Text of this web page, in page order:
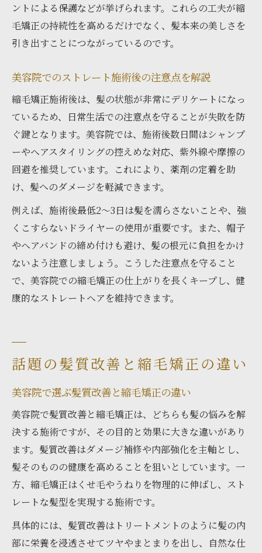
ントによる保護などが挙げられます。これらの工夫が縮
毛矯正の持続性を高めるだけでなく、髪本来の美しさを
引き出すことにつながっているのです。
美容院でのストレート施術後の注意点を解説
縮毛矯正施術後は、髪の状態が非常にデリケートになっ
ているため、日常生活での注意点を守ることが失敗を防
ぐ鍵となります。美容院では、施術後数日間はシャンプ
ーやヘアスタイリングの控えめな対応、紫外線や摩擦の
回避を推奨しています。これにより、薬剤の定着を助
け、髪へのダメージを軽減できます。
例えば、施術後最低2〜3日は髪を濡らさないことや、強
くこすらないドライヤーの使用が重要です。また、帽子
やヘアバンドの締め付けも避け、髪の根元に負担をかけ
ないよう注意しましょう。こうした注意点を守ること
で、美容院での縮毛矯正の仕上がりを長くキープし、健
康的なストレートヘアを維持できます。
話題の髪質改善と縮毛矯正の違い
美容院で選ぶ髪質改善と縮毛矯正の違い
美容院で髪質改善と縮毛矯正は、どちらも髪の悩みを解
決する施術ですが、その目的と効果に大きな違いがあり
ます。髪質改善はダメージ補修や内部強化を主軸とし、
髪そのものの健康を高めることを狙いとしています。一
方、縮毛矯正はくせ毛やうねりを物理的に伸ばし、スト
レートな髪型を実現する施術です。
具体的には、髪質改善はトリートメントのように髪の内
部に栄養を浸透させてツヤやまとまりを出し、自然な仕